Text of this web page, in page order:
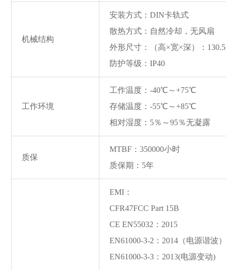
机械结构
安装方式：DIN卡轨式
散热方式：自然冷却，无风扇
外形尺寸：（高×宽×深）：
防护等级：IP40
工作环境
工作温度：-40℃～+75℃
存储温度：-55℃～+85℃
相对湿度：5％～95％无凝露
质保
MTBF：350000小时
质保期：5年
EMI：
CFR47FCC Part 15B
CE EN55032：2015
EN61000-3-2：2014（电源谐波
EN61000-3-3：2013(电源变动)